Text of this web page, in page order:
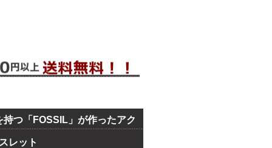
つ「FOSSIL」が作ったアク
レット